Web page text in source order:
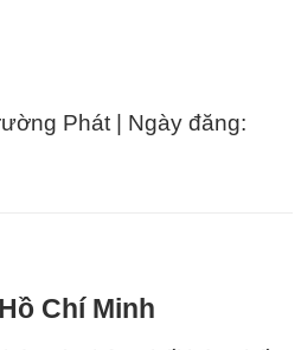
Phát | Ngày đăng:
Chí Minh